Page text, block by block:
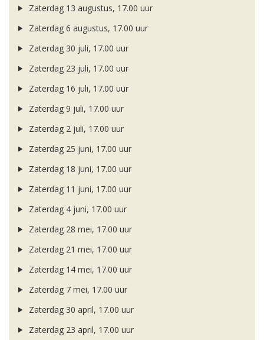
Zaterdag 13 augustus, 17.00 uur
Zaterdag 6 augustus, 17.00 uur
Zaterdag 30 juli, 17.00 uur
Zaterdag 23 juli, 17.00 uur
Zaterdag 16 juli, 17.00 uur
Zaterdag 9 juli, 17.00 uur
Zaterdag 2 juli, 17.00 uur
Zaterdag 25 juni, 17.00 uur
Zaterdag 18 juni, 17.00 uur
Zaterdag 11 juni, 17.00 uur
Zaterdag 4 juni, 17.00 uur
Zaterdag 28 mei, 17.00 uur
Zaterdag 21 mei, 17.00 uur
Zaterdag 14 mei, 17.00 uur
Zaterdag 7 mei, 17.00 uur
Zaterdag 30 april, 17.00 uur
Zaterdag 23 april, 17.00 uur